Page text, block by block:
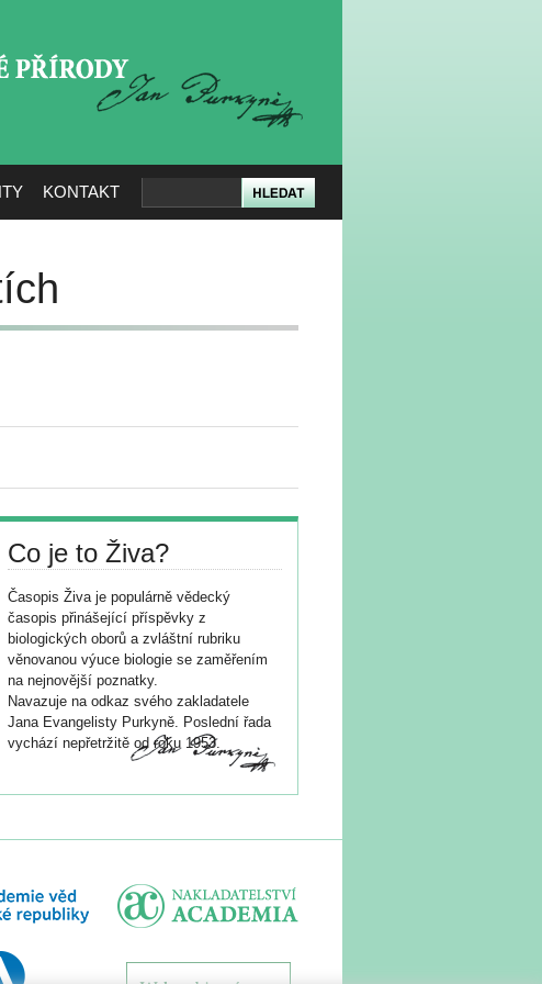
KONTAKT
Co je to Živa?
Časopis Živa je populárně vědecký
časopis přinášející příspěvky z
biologických oborů a zvláštní rubriku
věnovanou výuce biologie se zaměřením
na nejnovější poznatky.
Navazuje na odkaz svého zakladatele
Jana Evangelisty Purkyně. Poslední řada
vychází nepřetržitě od roku 1953.